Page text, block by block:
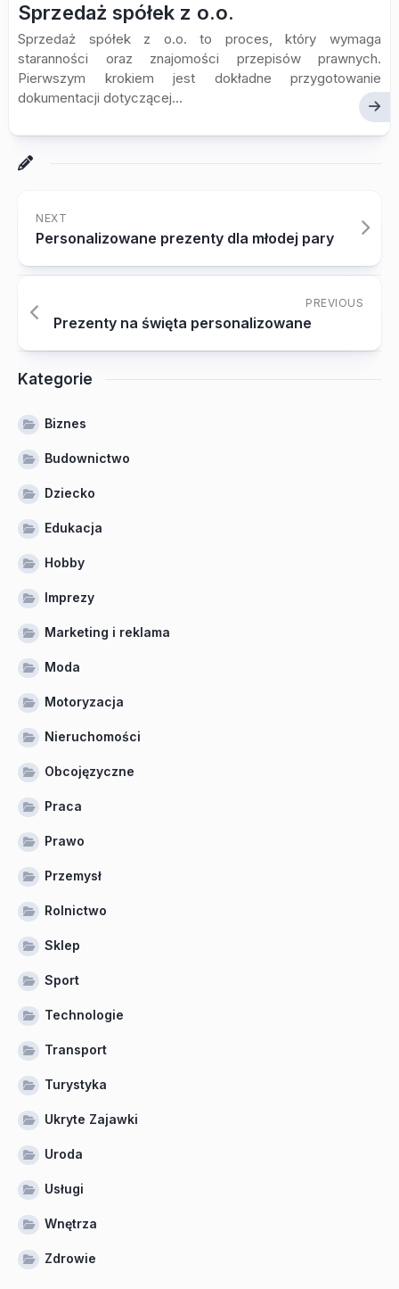
Sprzedaż spółek z o.o.
Sprzedaż spółek z o.o. to proces, który wymaga
staranności oraz znajomości przepisów prawnych.
Pierwszym krokiem jest dokładne przygotowanie
dokumentacji dotyczącej...
NEXT
Personalizowane prezenty dla młodej pary
PREVIOUS
Prezenty na święta personalizowane
Kategorie
Biznes
Budownictwo
Dziecko
Edukacja
Hobby
Imprezy
Marketing i reklama
Moda
Motoryzacja
Nieruchomości
Obcojęzyczne
Praca
Prawo
Przemysł
Rolnictwo
Sklep
Sport
Technologie
Transport
Turystyka
Ukryte Zajawki
Uroda
Usługi
Wnętrza
Zdrowie